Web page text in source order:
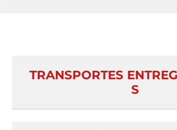
TRANSPORTES
S